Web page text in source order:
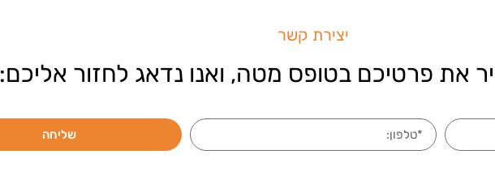
יצירת קשר
את פרטיכם בטופס מטה, ואנו נדאג לחזור אליכם:
שליחה